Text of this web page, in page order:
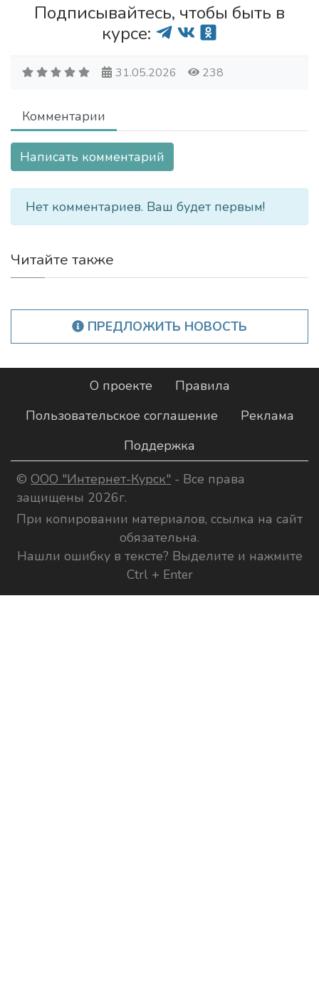
Подписывайтесь, чтобы быть в
курсе:
31.05.2026 238
Комментарии
Написать комментарий
Нет комментариев. Ваш будет первым!
Читайте также
ПРЕДЛОЖИТЬ НОВОСТЬ
О проекте
Правила
Пользовательское соглашение
Реклама
Поддержка
© ООО "Интернет-Курск" - Все права
защищены 2026г.
При копировании материалов, ссылка на сайт
обязательна.
Нашли ошибку в тексте? Выделите и нажмите
Ctrl + Enter